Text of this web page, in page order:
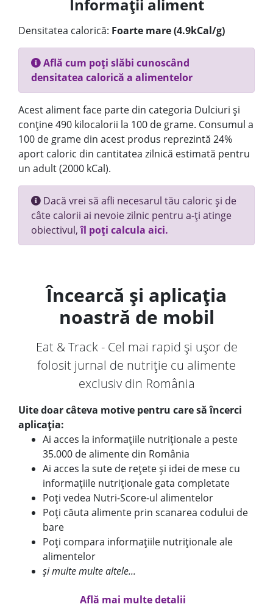
Informații aliment
Densitatea calorică: Foarte mare (4.9kCal/g)
Află cum poți slăbi cunoscând
densitatea calorică a alimentelor
Acest aliment face parte din categoria Dulciuri și
conține 490 kilocalorii la 100 de grame. Consumul a
100 de grame din acest produs reprezintă 24%
aport caloric din cantitatea zilnică estimată pentru
un adult (2000 kCal).
Dacă vrei să afli necesarul tău caloric și de
câte calorii ai nevoie zilnic pentru a-ți atinge
obiectivul,îl poți calcula aici.
Încearcă și aplicația
noastră de mobil
Eat & Track - Cel mai rapid și ușor de
folosit jurnal de nutriție cu alimente
exclusiv din România
Uite doar câteva motive pentru care să încerci
aplicația:
Ai acces la informațiile nutriționale a peste
35.000 de alimente din România
Ai acces la sute de rețete și idei de mese cu
informațiile nutriționale gata completate
Poți vedea Nutri-Score-ul alimentelor
Poți căuta alimente prin scanarea codului de
bare
Poți compara informațiile nutriționale ale
alimentelor
și multe multe altele...
Află mai multe detalii